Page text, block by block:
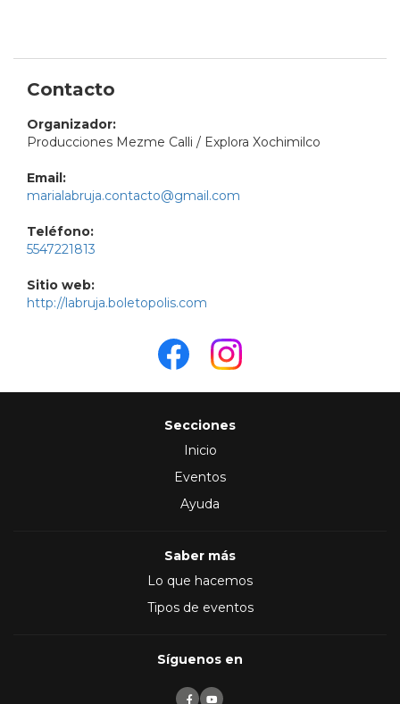
Contacto
Organizador:
Producciones Mezme Calli / Explora Xochimilco
Email:
marialabruja.contacto@gmail.com
Teléfono:
5547221813
Sitio web:
http://labruja.boletopolis.com
Secciones
Inicio
Eventos
Ayuda
Saber más
Lo que hacemos
Tipos de eventos
Síguenos en